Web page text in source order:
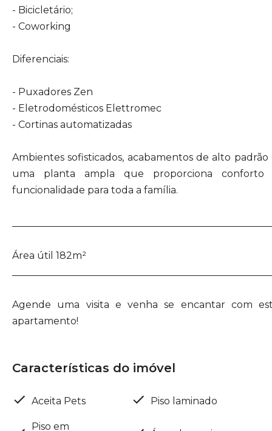
- Bicicletário;
- Coworking
Diferenciais:
- Puxadores Zen
- Eletrodomésticos Elettromec
- Cortinas automatizadas
Ambientes sofisticados, acabamentos de alto padrão
uma planta ampla que proporciona conforto
funcionalidade para toda a família.
Área útil 182m²
Agende uma visita e venha se encantar com
apartamento!
Características do imóvel
Aceita Pets Piso laminado
Piso em